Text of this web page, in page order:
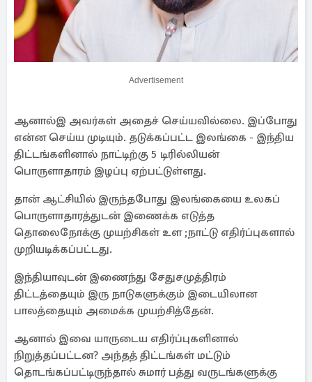
Advertisement
ஆனால்இ அவர்கள் அதைச் செய்யவில்லை. இப்போது
என்ன செய்ய முடியும். தடுக்கப்பட்ட இலங்கை - இந்திய
திட்டங்களினால் நாட்டிற்கு 5 டிரில்லியன்
பொருளாதாரம் இழப்பு ஏற்பட்டுள்ளது.
தான் ஆட்சியில் இருந்தபோது இலங்கையை உலகப்
பொருளாதாரத்துடன் இணைக்க எடுத்த
தொலைநோக்கு முயற்சிகள் உள ;நாட்டு எதிர்ப்புகளால்
முறியடிக்கப்பட்டது.
இந்தியாவுடன் இணைந்து சேதுசமுத்திரம்
திட்டத்தையும் இரு நாடுகளுக்கும் இடையிலான
பாலத்தையும் அமைக்க முயற்சித்தேன்.
ஆனால் இவை யாருடைய எதிர்ப்புகளினால்
நிறுத்தப்பட்டன? அந்தத் திட்டங்கள் மட்டும்
தொடங்கப்பட்டிருந்தால் சுமார் பத்து வருடங்களுக்கு